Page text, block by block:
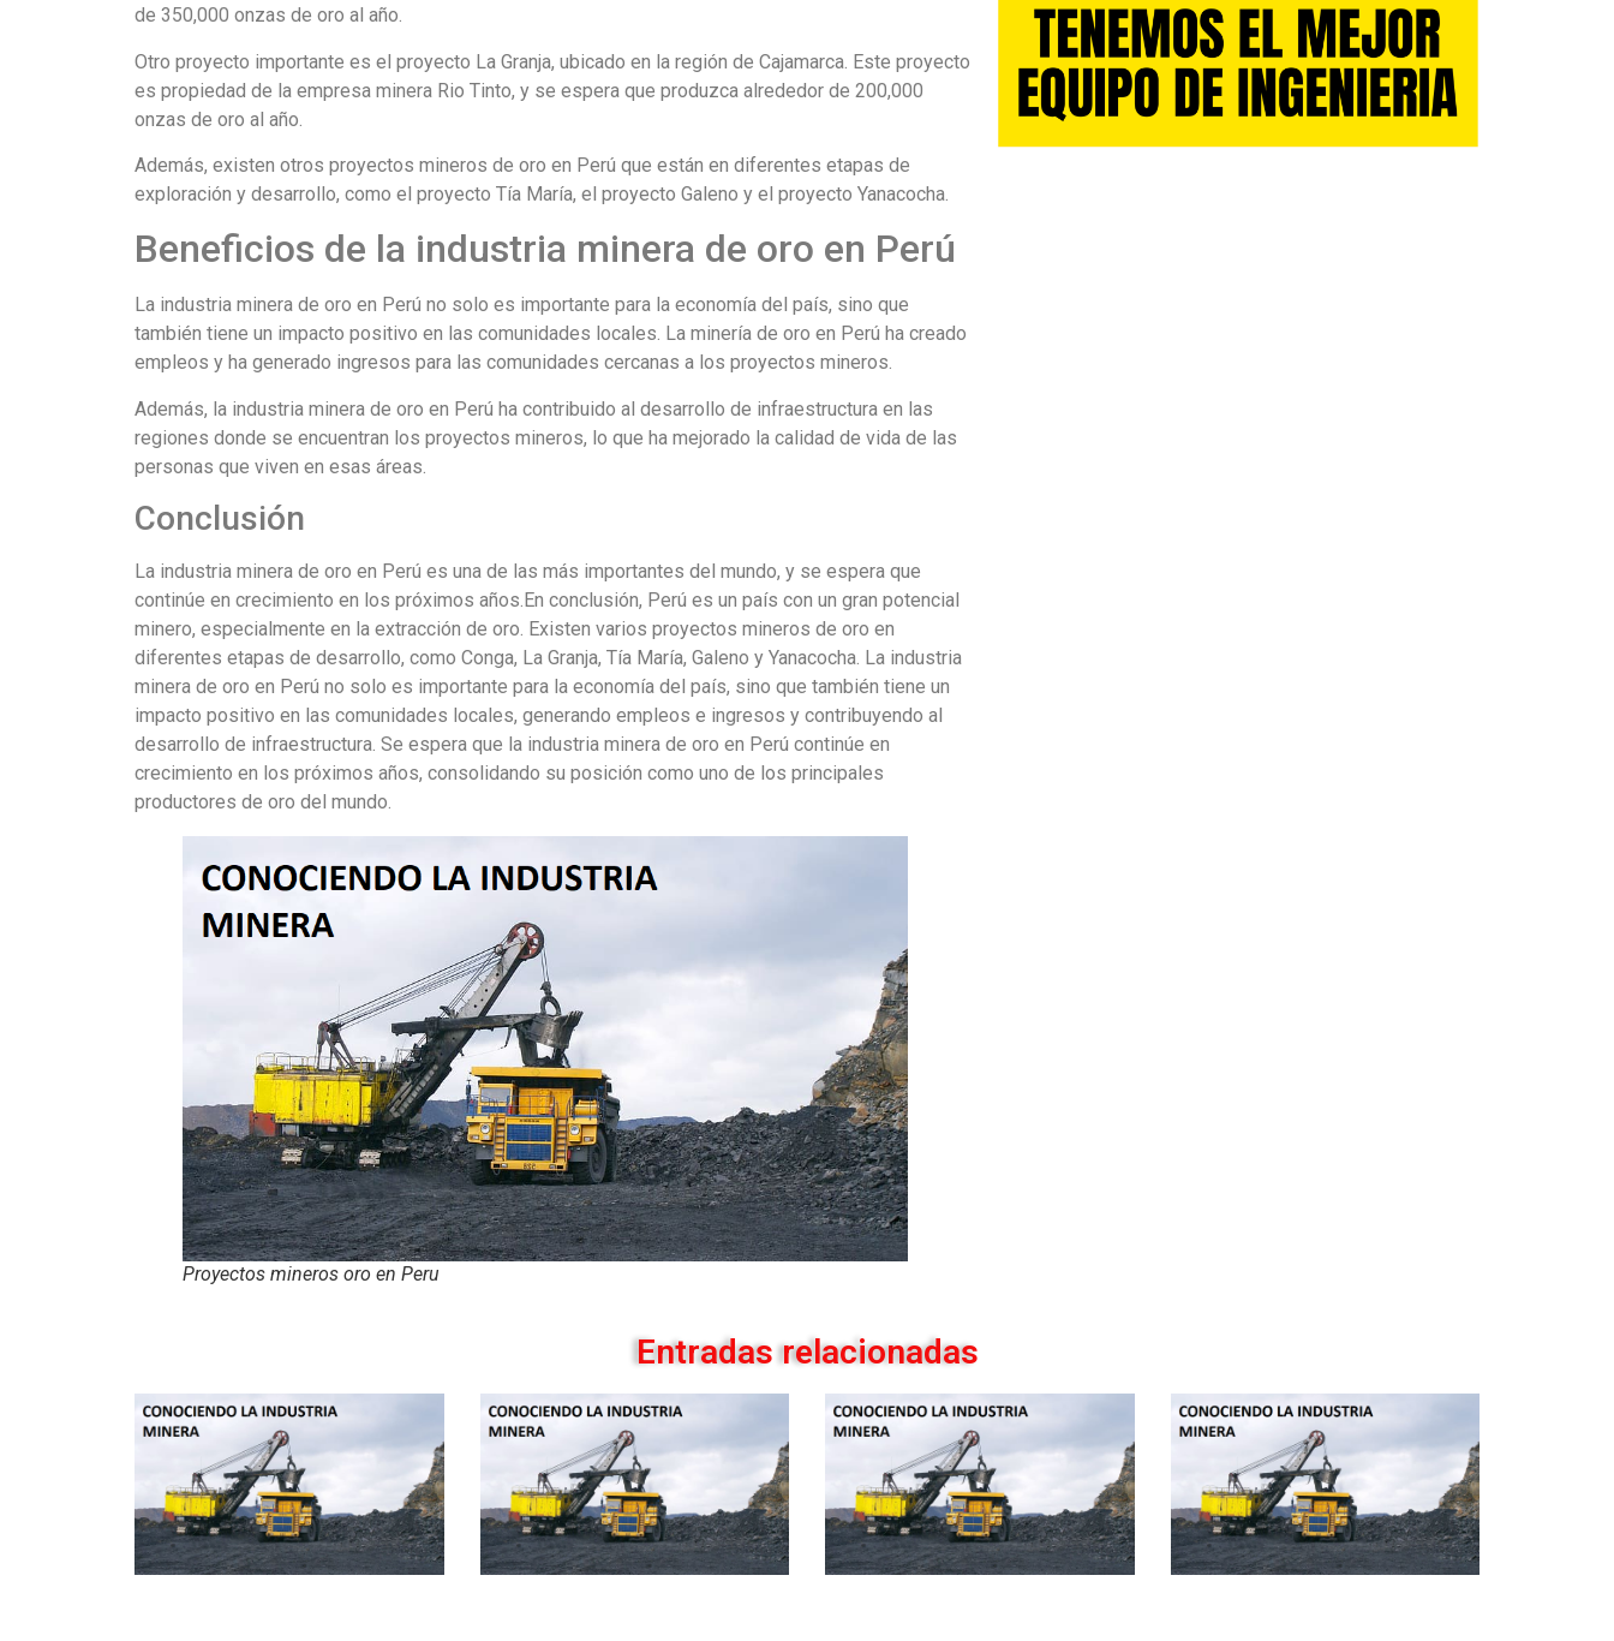
de 350,000 onzas de oro al año.
Otro proyecto importante es el proyecto La Granja, ubicado en la región de Cajamarca. Este proyecto
es propiedad de la empresa minera Rio Tinto, y se espera que produzca alrededor de 200,000
onzas de oro al año.
Además, existen otros proyectos mineros de oro en Perú que están en diferentes etapas de
exploración y desarrollo, como el proyecto Tía María, el proyecto Galeno y el proyecto Yanacocha.
Beneficios de la industria minera de oro en Perú
La industria minera de oro en Perú no solo es importante para la economía del país, sino que
también tiene un impacto positivo en las comunidades locales. La minería de oro en Perú ha creado
empleos y ha generado ingresos para las comunidades cercanas a los proyectos mineros.
Además, la industria minera de oro en Perú ha contribuido al desarrollo de infraestructura en las
regiones donde se encuentran los proyectos mineros, lo que ha mejorado la calidad de vida de las
personas que viven en esas áreas.
Conclusión
La industria minera de oro en Perú es una de las más importantes del mundo, y se espera que
continúe en crecimiento en los próximos años.En conclusión, Perú es un país con un gran potencial
minero, especialmente en la extracción de oro. Existen varios proyectos mineros de oro en
diferentes etapas de desarrollo, como Conga, La Granja, Tía María, Galeno y Yanacocha. La industria
minera de oro en Perú no solo es importante para la economía del país, sino que también tiene un
impacto positivo en las comunidades locales, generando empleos e ingresos y contribuyendo al
desarrollo de infraestructura. Se espera que la industria minera de oro en Perú continúe en
crecimiento en los próximos años, consolidando su posición como uno de los principales
productores de oro del mundo.
Proyectos mineros oro en Peru
Entradas relacionadas